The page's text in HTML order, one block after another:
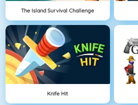
The Island Survival Challenge
Knife Hit